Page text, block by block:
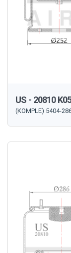
US - 20810 K05
(KOMPLE) 5404-